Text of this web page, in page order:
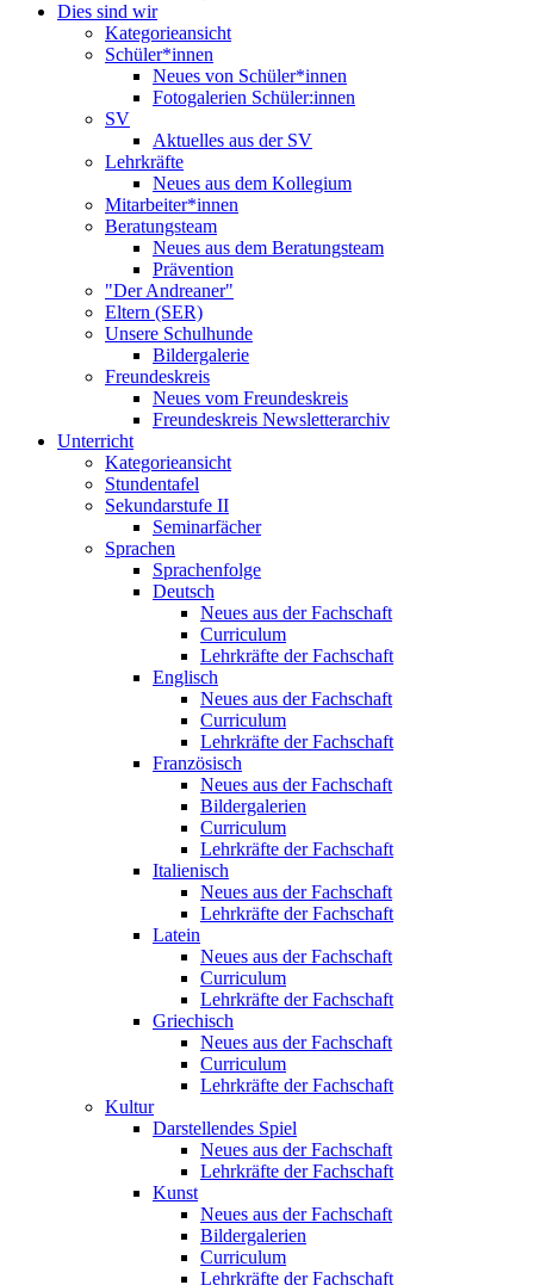
Dies sind wir
Kategorieansicht
Schüler*innen
Neues von Schüler*innen
Fotogalerien Schüler:innen
SV
Aktuelles aus der SV
Lehrkräfte
Neues aus dem Kollegium
Mitarbeiter*innen
Beratungsteam
Neues aus dem Beratungsteam
Prävention
"Der Andreaner"
Eltern (SER)
Unsere Schulhunde
Bildergalerie
Freundeskreis
Neues vom Freundeskreis
Freundeskreis Newsletterarchiv
Unterricht
Kategorieansicht
Stundentafel
Sekundarstufe II
Seminarfächer
Sprachen
Sprachenfolge
Deutsch
Neues aus der Fachschaft
Curriculum
Lehrkräfte der Fachschaft
Englisch
Neues aus der Fachschaft
Curriculum
Lehrkräfte der Fachschaft
Französisch
Neues aus der Fachschaft
Bildergalerien
Curriculum
Lehrkräfte der Fachschaft
Italienisch
Neues aus der Fachschaft
Lehrkräfte der Fachschaft
Latein
Neues aus der Fachschaft
Curriculum
Lehrkräfte der Fachschaft
Griechisch
Neues aus der Fachschaft
Curriculum
Lehrkräfte der Fachschaft
Kultur
Darstellendes Spiel
Neues aus der Fachschaft
Lehrkräfte der Fachschaft
Kunst
Neues aus der Fachschaft
Bildergalerien
Curriculum
Lehrkräfte der Fachschaft